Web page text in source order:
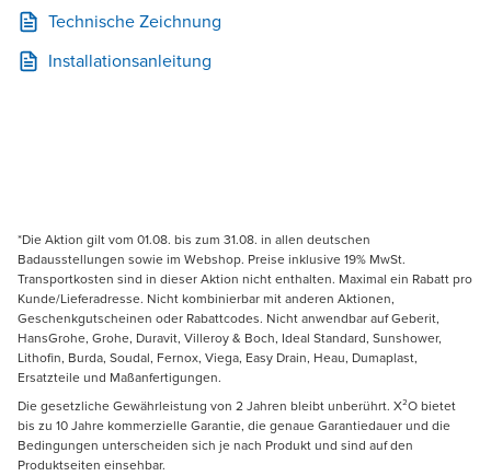
Technische Zeichnung
Installationsanleitung
*Die Aktion gilt vom 01.08. bis zum 31.08. in allen deutschen
Badausstellungen sowie im Webshop. Preise inklusive 19% MwSt.
Transportkosten sind in dieser Aktion nicht enthalten. Maximal ein Rabatt pro
Kunde/Lieferadresse. Nicht kombinierbar mit anderen Aktionen,
Geschenkgutscheinen oder Rabattcodes. Nicht anwendbar auf Geberit,
HansGrohe, Grohe, Duravit, Villeroy & Boch, Ideal Standard, Sunshower,
Lithofin, Burda, Soudal, Fernox, Viega, Easy Drain, Heau, Dumaplast,
Ersatzteile und Maßanfertigungen.
Die gesetzliche Gewährleistung von 2 Jahren bleibt unberührt. X²O bietet
bis zu 10 Jahre kommerzielle Garantie, die genaue Garantiedauer und die
Bedingungen unterscheiden sich je nach Produkt und sind auf den
Produktseiten einsehbar.